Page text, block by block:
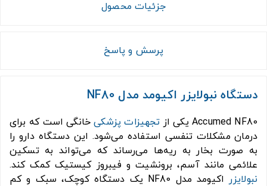
جزئیات محصول
پرسش و پاسخ
دستگاه نبولایزر اکیومد مدل NF80
Accumed NF80 یکی از تجهیزات پزشکیخانگی است که برای
درمان مشکلات تنفسی استفاده می‌شود. این دستگاه دارو را
به صورت بخار به ریه‌ها می‌رساند که می‌تواند به تسکین
علائمی مانند آسم، برونشیت و فیبروز کیستیک کمک کند.
نبولایزر
اکیومد مدل NF80 یک دستگاه کوچک، سبک و کم